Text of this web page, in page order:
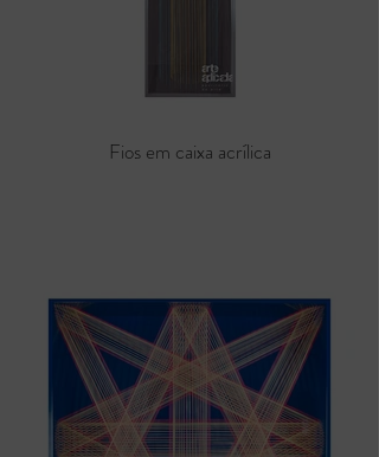
Fios em caixa acrílica